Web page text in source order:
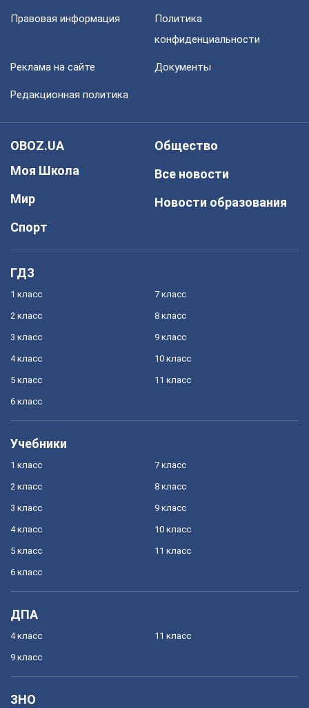
Правовая информация
Политика
конфиденциальности
Реклама на сайте Документы
Редакционная политика
OBOZ.UA
Моя Школа
Мир
Спорт
Общество
Все новости
Новости образования
ГДЗ
1 класс
2 класс
3 класс
4 класс
5 класс
6 класс
7 класс
8 класс
9 класс
10 класс
11 класс
Учебники
1 класс
2 класс
3 класс
4 класс
5 класс
6 класс
7 класс
8 класс
9 класс
10 класс
11 класс
ДПА
4 класс
9 класс
11 класс
ЗНО